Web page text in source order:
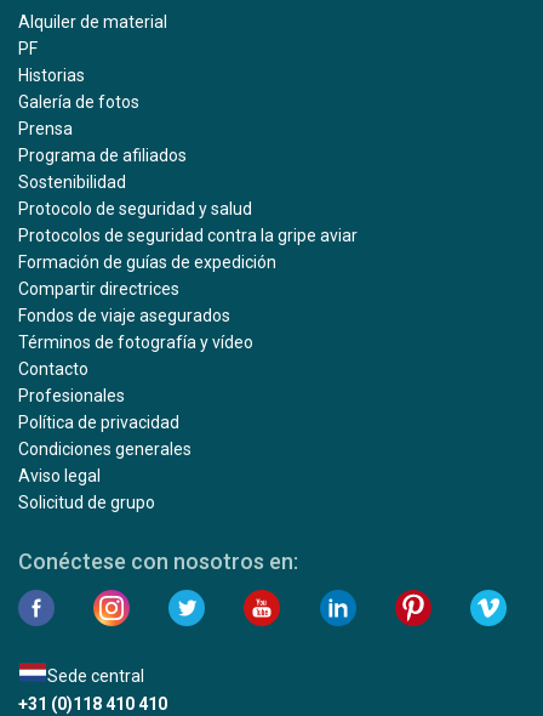
Alquiler de material
PF
Historias
Galería de fotos
Prensa
Programa de afiliados
Sostenibilidad
Protocolo de seguridad y salud
Protocolos de seguridad contra la gripe aviar
Formación de guías de expedición
Compartir directrices
Fondos de viaje asegurados
Términos de fotografía y vídeo
Contacto
Profesionales
Política de privacidad
Condiciones generales
Aviso legal
Solicitud de grupo
Conéctese con nosotros en:
Sede central
+31 (0)118 410 410